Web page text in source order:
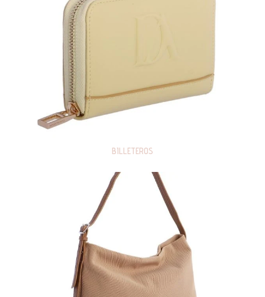
BILLETEROS